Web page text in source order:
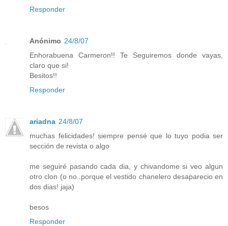
Responder
Anónimo 24/8/07
Enhorabuena Carmeron!! Te Seguiremos donde vayas,
claro que si!
Besitos!!
Responder
ariadna 24/8/07
muchas felicidades! siempre pensé que lo tuyo podia ser
sección de revista o algo
me seguiré pasando cada dia, y chivandome si veo algun
otro clon (o no..porque el vestido chanelero desaparecio en
dos dias! jaja)
besos
Responder